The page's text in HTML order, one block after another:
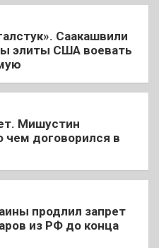
Саакашвили
элиты США воевать
Мишустин
чем договорился в
продлил запрет
из РФ до конца